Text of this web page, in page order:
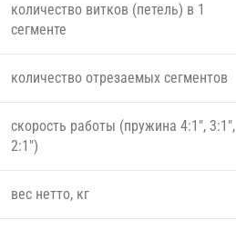
количество витков (петель) в 1
сегменте
количество отрезаемых сегментов
скорость работы (пружина 4:1″, 3:1″,
2:1″)
вес нетто, кг